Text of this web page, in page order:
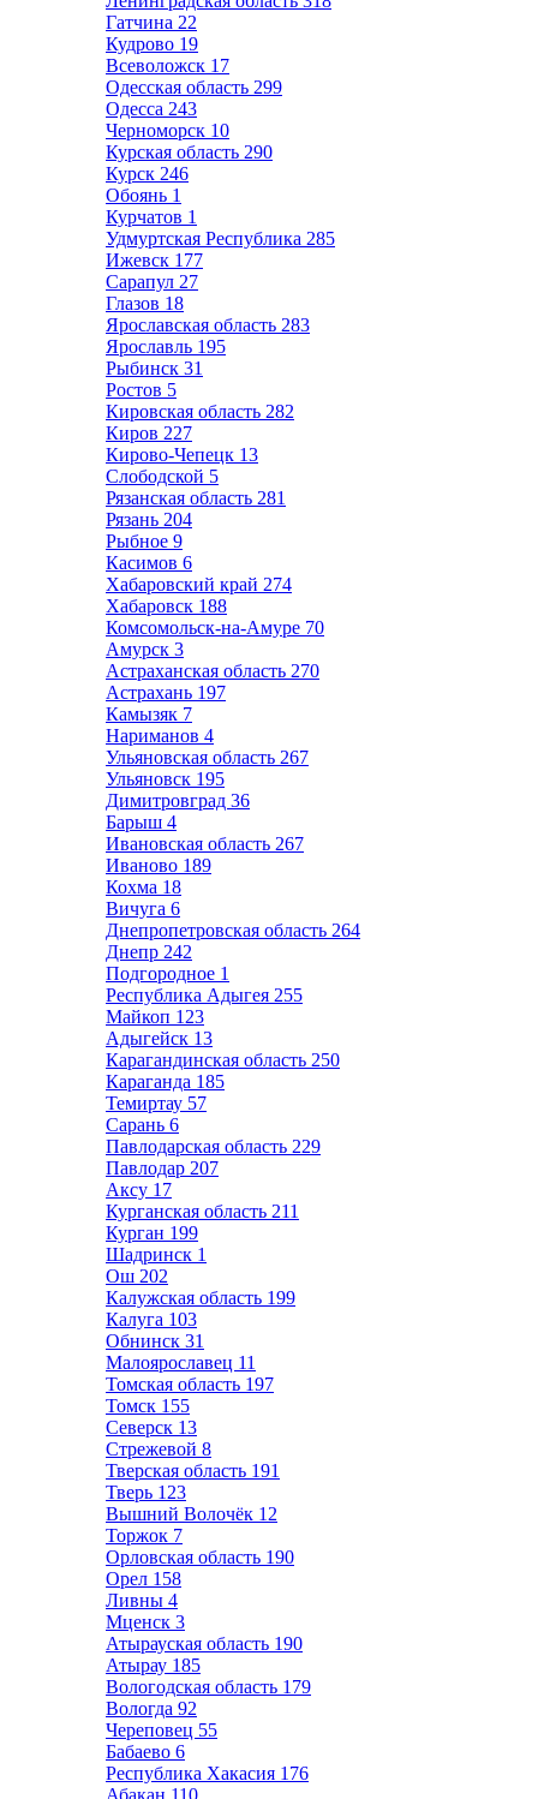
Гатчина 22
Кудрово 19
Всеволожск 17
Одесская область 299
Одесса 243
Черноморск 10
Курская область 290
Курск 246
Обоянь 1
Курчатов 1
Удмуртская Республика 285
Ижевск 177
Сарапул 27
Глазов 18
Ярославская область 283
Ярославль 195
Рыбинск 31
Ростов 5
Кировская область 282
Киров 227
Кирово-Чепецк 13
Слободской 5
Рязанская область 281
Рязань 204
Рыбное 9
Касимов 6
Хабаровский край 274
Хабаровск 188
Комсомольск-на-Амуре 70
Амурск 3
Астраханская область 270
Астрахань 197
Камызяк 7
Нариманов 4
Ульяновская область 267
Ульяновск 195
Димитровград 36
Барыш 4
Ивановская область 267
Иваново 189
Кохма 18
Вичуга 6
Днепропетровская область 264
Днепр 242
Подгородное 1
Республика Адыгея 255
Майкоп 123
Адыгейск 13
Карагандинская область 250
Караганда 185
Темиртау 57
Сарань 6
Павлодарская область 229
Павлодар 207
Аксу 17
Курганская область 211
Курган 199
Шадринск 1
Ош 202
Калужская область 199
Калуга 103
Обнинск 31
Малоярославец 11
Томская область 197
Томск 155
Северск 13
Стрежевой 8
Тверская область 191
Тверь 123
Вышний Волочёк 12
Торжок 7
Орловская область 190
Орел 158
Ливны 4
Мценск 3
Атырауская область 190
Атырау 185
Вологодская область 179
Вологда 92
Череповец 55
Бабаево 6
Республика Хакасия 176
Абакан 110